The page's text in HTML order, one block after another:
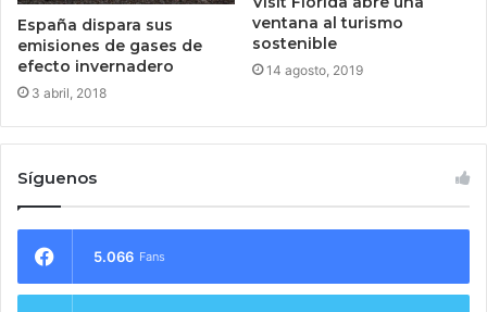
España dispara sus
emisiones de gases de
efecto invernadero
3 abril, 2018
ventana al turismo
sostenible
14 agosto, 2019
Síguenos
5.066 Fans